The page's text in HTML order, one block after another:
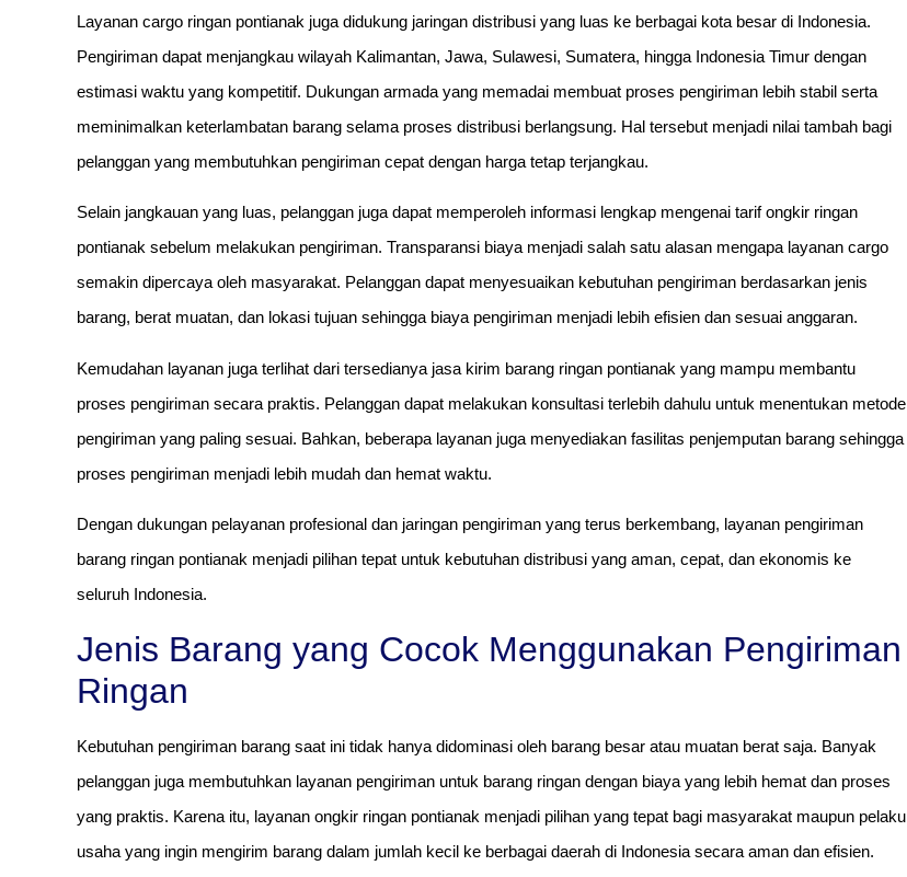
Layanan cargo ringan pontianak juga didukung jaringan distribusi yang luas ke berbagai kota besar di Indonesia.
Pengiriman dapat menjangkau wilayah Kalimantan, Jawa, Sulawesi, Sumatera, hingga Indonesia Timur dengan
estimasi waktu yang kompetitif. Dukungan armada yang memadai membuat proses pengiriman lebih stabil serta
meminimalkan keterlambatan barang selama proses distribusi berlangsung. Hal tersebut menjadi nilai tambah bagi
pelanggan yang membutuhkan pengiriman cepat dengan harga tetap terjangkau.
Selain jangkauan yang luas, pelanggan juga dapat memperoleh informasi lengkap mengenai tarif ongkir ringan
pontianak sebelum melakukan pengiriman. Transparansi biaya menjadi salah satu alasan mengapa layanan cargo
semakin dipercaya oleh masyarakat. Pelanggan dapat menyesuaikan kebutuhan pengiriman berdasarkan jenis
barang, berat muatan, dan lokasi tujuan sehingga biaya pengiriman menjadi lebih efisien dan sesuai anggaran.
Kemudahan layanan juga terlihat dari tersedianya jasa kirim barang ringan pontianak yang mampu membantu
proses pengiriman secara praktis. Pelanggan dapat melakukan konsultasi terlebih dahulu untuk menentukan metode
pengiriman yang paling sesuai. Bahkan, beberapa layanan juga menyediakan fasilitas penjemputan barang sehingga
proses pengiriman menjadi lebih mudah dan hemat waktu.
Dengan dukungan pelayanan profesional dan jaringan pengiriman yang terus berkembang, layanan pengiriman
barang ringan pontianak menjadi pilihan tepat untuk kebutuhan distribusi yang aman, cepat, dan ekonomis ke
seluruh Indonesia.
Jenis Barang yang Cocok Menggunakan Pengiriman
Ringan
Kebutuhan pengiriman barang saat ini tidak hanya didominasi oleh barang besar atau muatan berat saja. Banyak
pelanggan juga membutuhkan layanan pengiriman untuk barang ringan dengan biaya yang lebih hemat dan proses
yang praktis. Karena itu, layanan ongkir ringan pontianak menjadi pilihan yang tepat bagi masyarakat maupun pelaku
usaha yang ingin mengirim barang dalam jumlah kecil ke berbagai daerah di Indonesia secara aman dan efisien.